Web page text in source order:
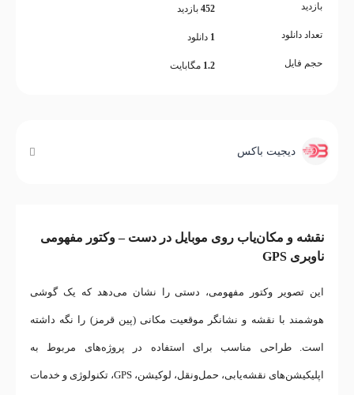
بازدید
تعداد دانلود
حجم فایل
452 بازدید
1 دانلود
1.2 مگابایت
دیجیت باکس
نقشه و مکان‌یاب روی موبایل در دست – وکتور مفهومی
ناوبری GPS
این تصویر وکتور مفهومی، دستی را نشان می‌دهد که یک گوشی
هوشمند با نقشه و نشانگر موقعیت مکانی (پین قرمز) را نگه داشته
است. طراحی مناسب برای استفاده در پروژه‌های مربوط به
اپلیکیشن‌های نقشه‌یابی، حمل‌ونقل، لوکیشن، GPS، تکنولوژی و خدمات